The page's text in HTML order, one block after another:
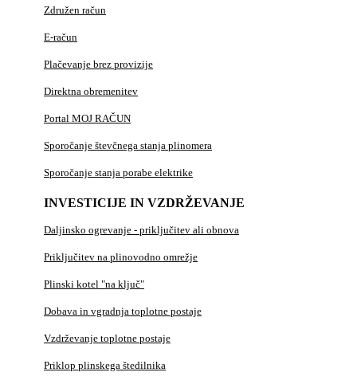
Združen račun
E-račun
Plačevanje brez provizije
Direktna obremenitev
Portal MOJ RAČUN
Sporočanje števčnega stanja plinomera
Sporočanje stanja porabe elektrike
INVESTICIJE IN VZDRŽEVANJE
Daljinsko ogrevanje - priključitev ali obnova
Priključitev na plinovodno omrežje
Plinski kotel "na ključ"
Dobava in vgradnja toplotne postaje
Vzdrževanje toplotne postaje
Priklop plinskega štedilnika